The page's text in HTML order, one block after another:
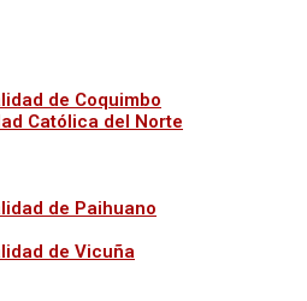
de Coquimbo
Católica del Norte
de Paihuano
de Vicuña